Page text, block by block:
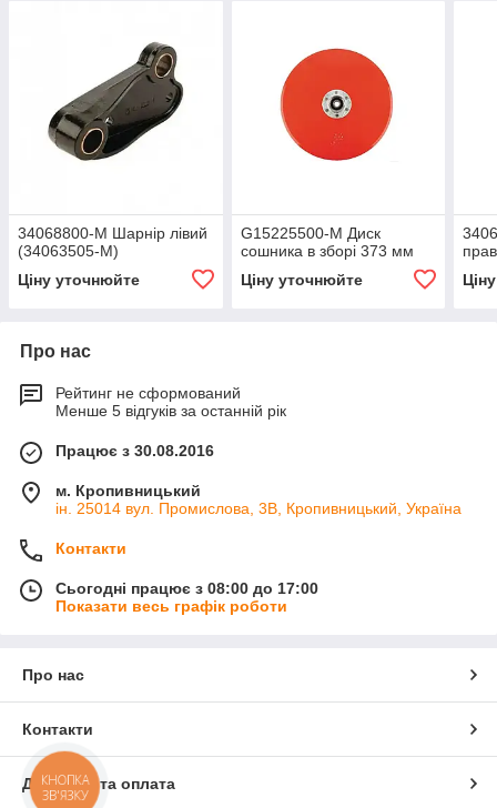
34068800-M Шарнір лівий
(34063505-M)
Ціну уточнюйте
G15225500-M Диск
сошника в зборі 373 мм
Ціну уточнюйте
Про нас
Рейтинг не сформований
Менше 5 відгуків за останній рік
Працює з 30.08.2016
м. Кропивницький
ін. 25014 вул. Промислова, 3В, Кропивницький, Україна
Контакти
Сьогодні працює з 08:00 до 17:00
Показати весь графік роботи
Про нас
Контакти
Доставка та оплата
КНОПКА
ЗВ'ЯЗКУ